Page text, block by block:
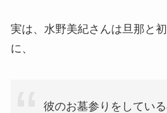
実は、水野美紀さんは旦那と
に、
彼のお墓参りをしている